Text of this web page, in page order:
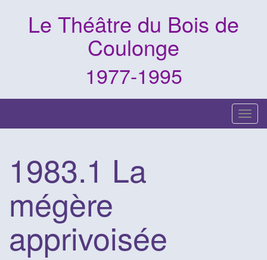
Le Théâtre du Bois de
Coulonge
1977-1995
1983.1 La
mégère
apprivoisée